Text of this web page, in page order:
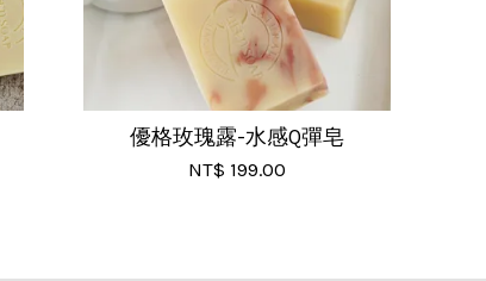
優格玫瑰露-水感Q彈皂
NT$ 199.00